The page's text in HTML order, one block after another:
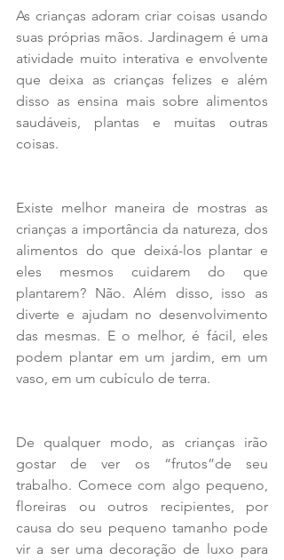
As crianças adoram criar coisas usando
suas próprias mãos. Jardinagem é uma
atividade muito interativa e envolvente
que deixa as crianças felizes e além
disso as ensina mais sobre alimentos
saudáveis, plantas e muitas outras
coisas.
Existe melhor maneira de mostras as
crianças a importância da natureza, dos
alimentos do que deixá-los plantar e
eles mesmos cuidarem do que
plantarem? Não. Além disso, isso as
diverte e ajudam no desenvolvimento
das mesmas. E o melhor, é fácil, eles
podem plantar em um jardim, em um
vaso, em um cubículo de terra.
De qualquer modo, as crianças irão
gostar de ver os “frutos”de seu
trabalho. Comece com algo pequeno,
floreiras ou outros recipientes, por
causa do seu pequeno tamanho pode
vir a ser uma decoração de luxo para